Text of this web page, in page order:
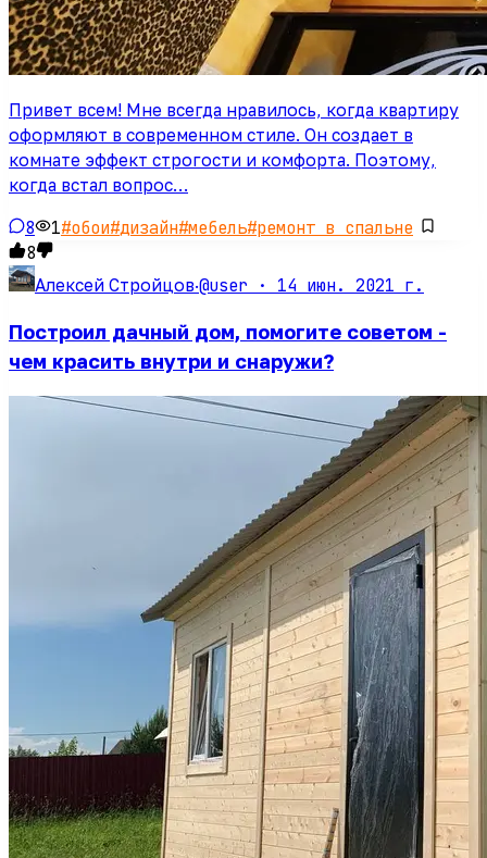
Привет всем! Мне всегда нравилось, когда квартиру
оформляют в современном стиле. Он создает в
комнате эффект строгости и комфорта. Поэтому,
когда встал вопрос…
8 1#обои#дизайн#мебель#ремонт в спальне
8
Алексей Стройцов·@user · 14 июн. 2021 г.
Построил дачный дом, помогите советом -
чем красить внутри и снаружи?